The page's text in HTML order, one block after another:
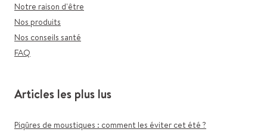
Notre raison d'être
Nos produits
Nos conseils santé
FAQ
Articles les plus lus
Piqûres de moustiques : comment les éviter cet été ?